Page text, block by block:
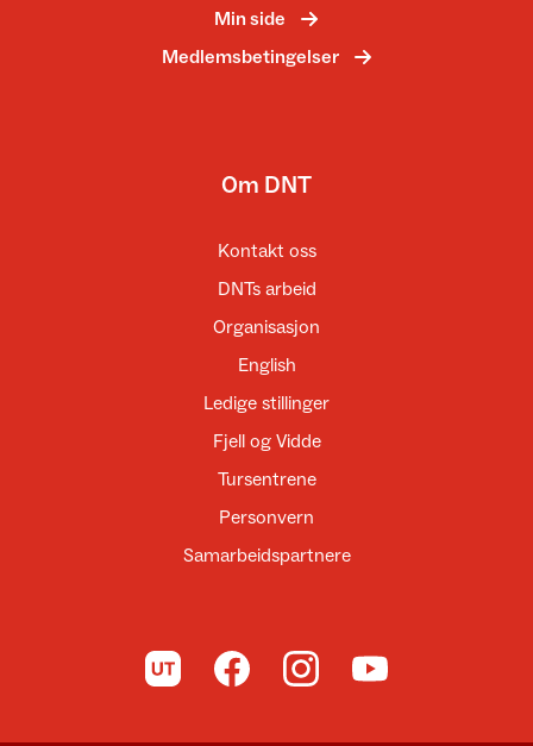
Min side
Medlemsbetingelser
Om DNT
Kontakt oss
DNTs arbeid
Organisasjon
English
Ledige stillinger
Fjell og Vidde
Tursentrene
Personvern
Samarbeidspartnere
Til UT.no Til DNT på Facebook
Til DNT på Instagram
Til DNT på YouTube